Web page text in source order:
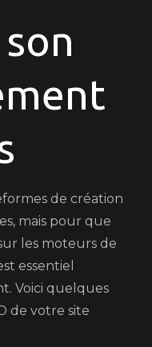
Son
WordPress
avec
de création
mais pour que
les moteurs de
essentiel
Voici quelques
de votre site